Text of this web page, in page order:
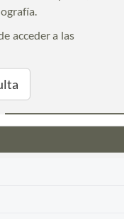
acceder a las